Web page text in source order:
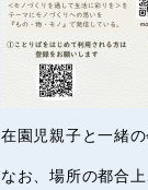
在園児親子と一緒の
なお、場所の都合